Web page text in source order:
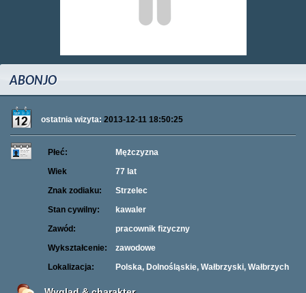
ABONJO
ostatnia wizyta: 2013-12-11 18:50:25
Płeć:
Mężczyzna
Wiek
77 lat
Znak zodiaku:
Strzelec
Stan cywilny:
kawaler
Zawód:
pracownik fizyczny
Wykształcenie:
zawodowe
Lokalizacja:
Polska, Dolnośląskie, Wałbrzyski, Wałbrzych